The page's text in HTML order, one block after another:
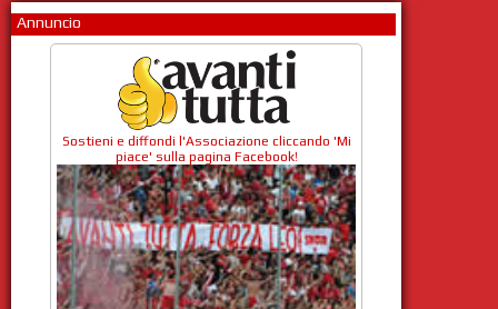
Annuncio
Sostieni e diffondi l'Associazione cliccando 'Mi
piace' sulla pagina Facebook!